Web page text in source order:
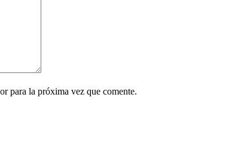
para la próxima vez que comente.